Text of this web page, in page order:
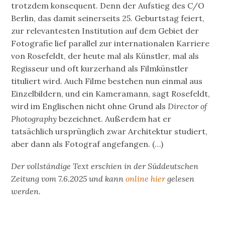
trotzdem konsequent. Denn der Aufstieg des C/O
Berlin, das damit seinerseits 25. Geburtstag feiert,
zur relevantesten Institution auf dem Gebiet der
Fotografie lief parallel zur internationalen Karriere
von Rosefeldt, der heute mal als Künstler, mal als
Regisseur und oft kurzerhand als Filmkünstler
tituliert wird. Auch Filme bestehen nun einmal aus
Einzelbildern, und ein Kameramann, sagt Rosefeldt,
wird im Englischen nicht ohne Grund alsDirector of
Photography bezeichnet. Außerdem hat er
tatsächlich ursprünglich zwar Architektur studiert,
aber dann als Fotograf angefangen. (…)
Der vollständige Text erschien in der Süddeutschen
Zeitung vom 7.6.2025 und kannonline hiergelesen
werden.